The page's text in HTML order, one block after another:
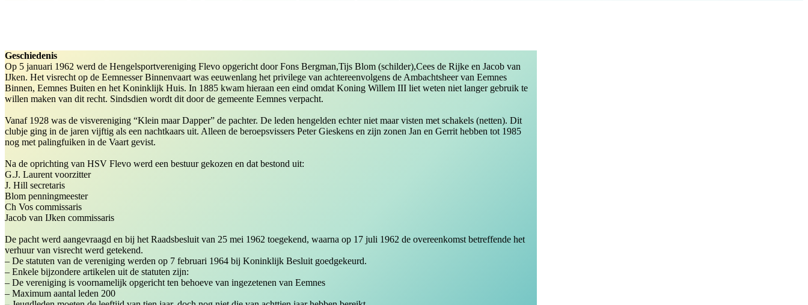
Geschiedenis
Op 5 januari 1962 werd de Hengelsportvereniging Flevo opgericht door Fons Bergman,Tijs Blom (schilder),Cees de Rijke en Jacob van
IJken. Het visrecht op de Eemnesser Binnenvaart was eeuwenlang het privilege van achtereenvolgens de Ambachtsheer van Eemnes
Binnen, Eemnes Buiten en het Koninklijk Huis. In 1885 kwam hieraan een eind omdat Koning Willem III liet weten niet langer gebruik te
willen maken van dit recht. Sindsdien wordt dit door de gemeente Eemnes verpacht.
Vanaf 1928 was de visvereniging “Klein maar Dapper” de pachter. De leden hengelden echter niet maar visten met schakels (netten). Dit
clubje ging in de jaren vijftig als een nachtkaars uit. Alleen de beroepsvissers Peter Gieskens en zijn zonen Jan en Gerrit hebben tot 1985
nog met palingfuiken in de Vaart gevist.
Na de oprichting van HSV Flevo werd een bestuur gekozen en dat bestond uit:
G.J. Laurent voorzitter
J. Hill secretaris
Blom penningmeester
Ch Vos commissaris
Jacob van IJken commissaris
De pacht werd aangevraagd en bij het Raadsbesluit van 25 mei 1962 toegekend, waarna op 17 juli 1962 de overeenkomst betreffende het
verhuur van visrecht werd getekend.
– De statuten van de vereniging werden op 7 februari 1964 bij Koninklijk Besluit goedgekeurd.
– Enkele bijzondere artikelen uit de statuten zijn:
– De vereniging is voornamelijk opgericht ten behoeve van ingezetenen van Eemnes
– Maximum aantal leden 200